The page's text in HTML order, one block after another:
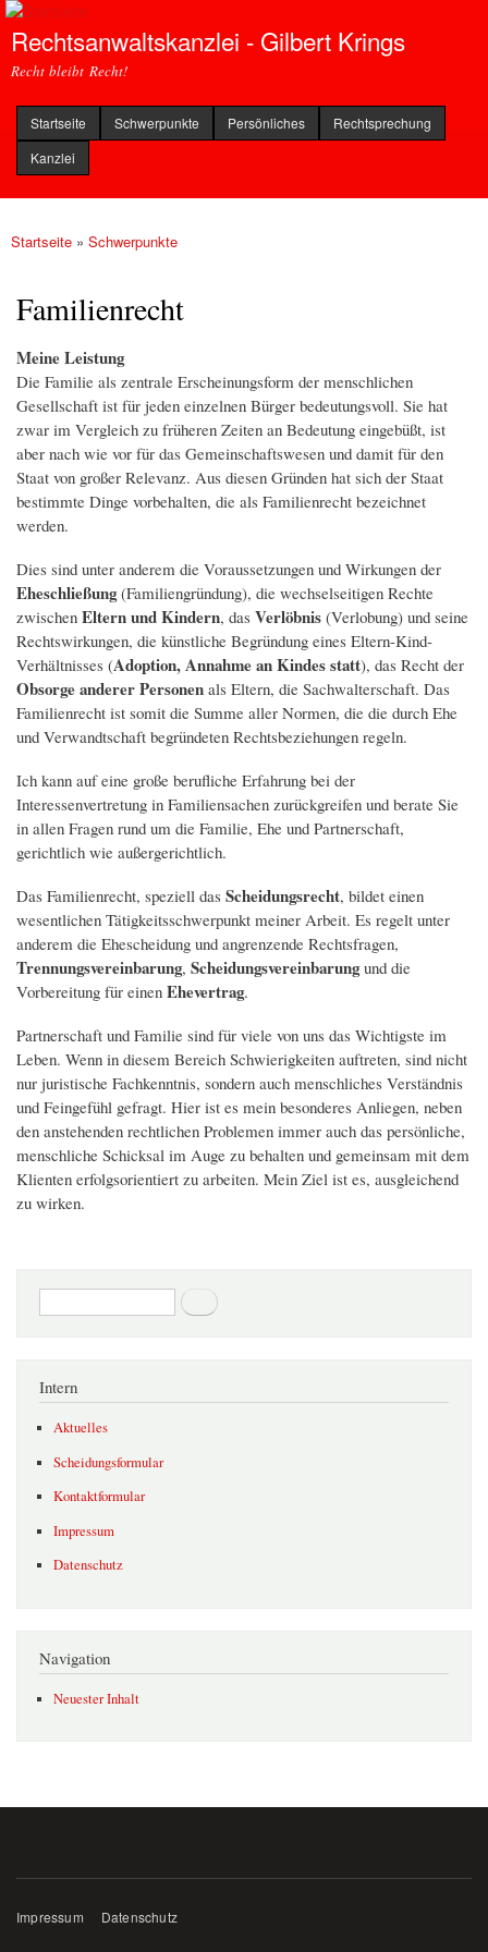
zum
Rechtsanwaltskanzlei - Gilbert Krings
Recht bleibt Recht!
Startseite Schwerpunkte Persönliches
Rechtsprechung
Kanzlei
Sie sind hier
Startseite » Schwerpunkte
Familienrecht
Meine Leistung
Die Familie als zentrale Erscheinungsform der menschlichen
Gesellschaft ist für jeden einzelnen Bürger bedeutungsvoll. Sie hat
zwar im Vergleich zu früheren Zeiten an Bedeutung eingebüßt, ist
aber nach wie vor für das Gemeinschaftswesen und damit für den
Staat von großer Relevanz. Aus diesen Gründen hat sich der Staat
bestimmte Dinge vorbehalten, die als Familienrecht bezeichnet
werden.
Dies sind unter anderem die Voraussetzungen und Wirkungen der
Eheschließung(Familiengründung), die wechselseitigen Rechte
zwischen Eltern und Kindern, das Verlöbnis (Verlobung) und seine
Rechtswirkungen, die künstliche Begründung eines Eltern-Kind-
Verhältnisses (Adoption, Annahme an Kindes statt), das Recht der
Obsorge anderer Personen als Eltern, die Sachwalterschaft. Das
Familienrecht ist somit die Summe aller Normen, die die durch Ehe
und Verwandtschaft begründeten Rechtsbeziehungen regeln.
Ich kann auf eine große berufliche Erfahrung bei der
Interessenvertretung in Familiensachen zurückgreifen und berate Sie
in allen Fragen rund um die Familie, Ehe und Partnerschaft,
gerichtlich wie außergerichtlich.
Das Familienrecht, speziell das Scheidungsrecht, bildet einen
wesentlichen Tätigkeitsschwerpunkt meiner Arbeit. Es regelt unter
anderem die Ehescheidung und angrenzende Rechtsfragen,
Trennungsvereinbarung, Scheidungsvereinbarungund die
Vorbereitung für einen Ehevertrag.
Partnerschaft und Familie sind für viele von uns das Wichtigste im
Leben. Wenn in diesem Bereich Schwierigkeiten auftreten, sind nicht
nur juristische Fachkenntnis, sondern auch menschliches Verständnis
und Feingefühl gefragt. Hier ist es mein besonderes Anliegen, neben
den anstehenden rechtlichen Problemen immer auch das persönliche,
menschliche Schicksal im Auge zu behalten und gemeinsam mit dem
Klienten erfolgsorientiert zu arbeiten. Mein Ziel ist es, ausgleichend
zu wirken.
Suchformular
Intern
Aktuelles
Scheidungsformular
Kontaktformular
Impressum
Datenschutz
Navigation
Neuester Inhalt
Impressum Datenschutz